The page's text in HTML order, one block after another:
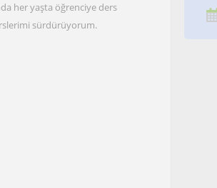
her yaşta öğrenciye ders
sürdürüyorum.